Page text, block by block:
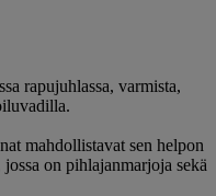
rapujuhlassa, varmista,
mahdollistavat sen helpon
on pihlajanmarjoja sekä